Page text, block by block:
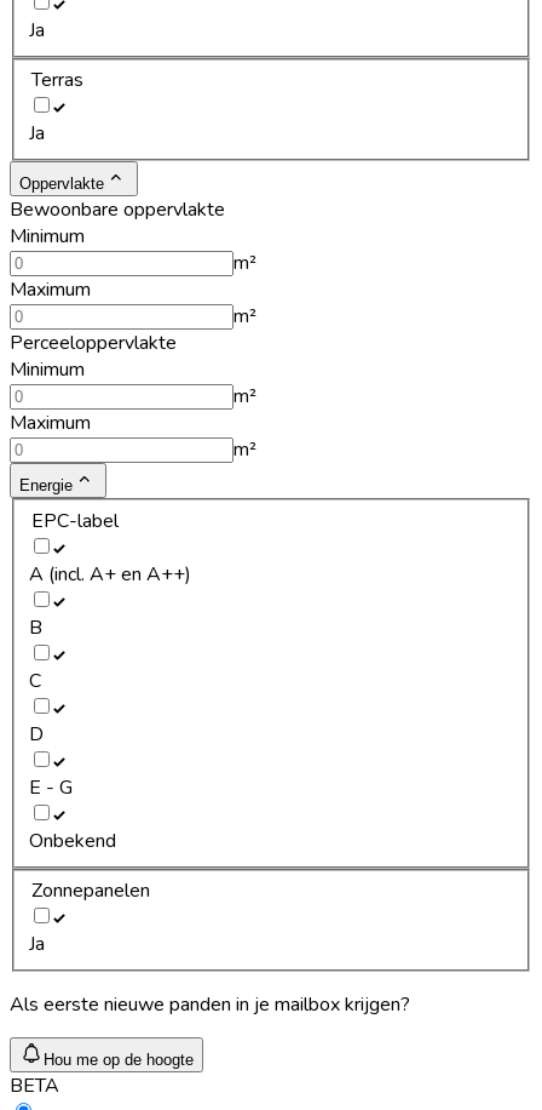
Ja
Terras
Ja
Oppervlakte
Bewoonbare oppervlakte
Minimum
m²
Maximum
m²
Perceeloppervlakte
Minimum
m²
Maximum
m²
Energie
EPC-label
A (incl. A+ en A++)
B
C
D
E - G
Onbekend
Zonnepanelen
Ja
Als eerste nieuwe panden in je mailbox krijgen?
Hou me op de hoogte
BETA